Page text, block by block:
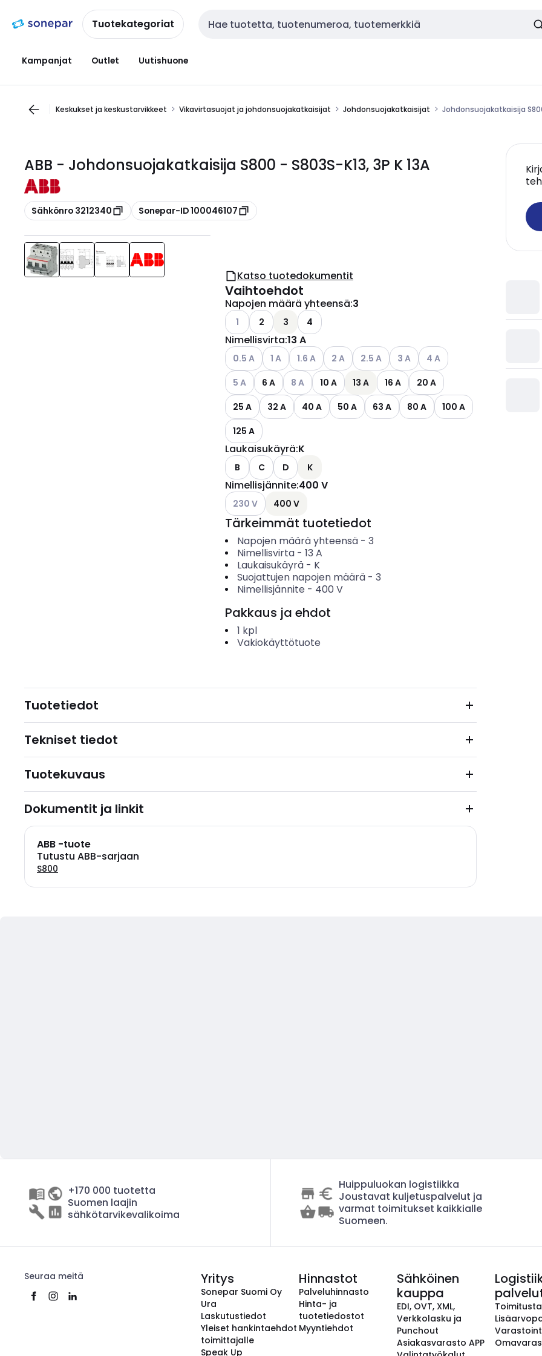
navigointiinsisältöönTuotekategoriat Haku
Kampanjat Outlet Uutishuone
Keskukset ja keskustarvikkeet Vikavirtasuojat ja johdonsuojakatkaisijat Johdonsuojakatkaisijat Johdonsuojakatkaisija S800
ABB - Johdonsuojakatkaisija S800 - S803S-K13, 3P K 13A
Kopioi
Sähkönro 3212340 Kopioi
Sonepar-ID 100046107
Katso tuotedokumentit
Vaihtoehdot
Napojen määrä yhteensä:3
Katso käytettävissä olevat vaihtoehdot
1 2 3 4
Nimellisvirta:13 A
Katso käytettävissä olevat vaihtoehdot
0.5 A Katso käytettävissä olevat vaihtoehdot
1 A Katso käytettävissä olevat vaihtoehdot
1.6 A Katso käytettävissä olevat vaihtoehdot
2 A Katso käytettävissä olevat vaihtoehdot
2.5 A Katso käytettävissä olevat
3 A Katso käytettävissä olevat
4 A
Katso käytettävissä olevat vaihtoehdot
5 A 6 A Katso käytettävissä olevat vaihtoehdot
8 A 10 A 13 A 16 A
20 A
25 A
32 A 40 A 50 A 63 A 80 A
100 A
125 A
Laukaisukäyrä:K
B C D K
Nimellisjännite:400 V
Katso käytettävissä olevat vaihtoehdot
230 V 400 V
Tärkeimmät tuotetiedot
Napojen määrä yhteensä- 3
Nimellisvirta- 13 A
Laukaisukäyrä- K
Suojattujen napojen määrä- 3
Nimellisjännite - 400 V
Pakkaus ja ehdot
1 kpl
Vakiokäyttötuote
Tuotetiedot
Tekniset tiedot
Tuotekuvaus
Dokumentit ja linkit
ABB -tuote
Tutustu ABB-sarjaan
S800
+170 000 tuotetta
Suomen laajin
sähkötarvikevalikoima
Huippuluokan logistiikka
Joustavat kuljetuspalvelut ja
varmat toimitukset kaikkialle
Suomeen.
Seuraa meitä Yritys
Sonepar Suomi Oy
Ura
Laskutustiedot
Yleiset hankintaehdot
toimittajalle
Speak Up
Hinnastot
Palveluhinnasto
Hinta- ja
tuotetiedostot
Myyntiehdot
Sähköinen
kauppa
EDI, OVT, XML,
Verkkolasku ja
Punchout
Asiakasvarasto APP